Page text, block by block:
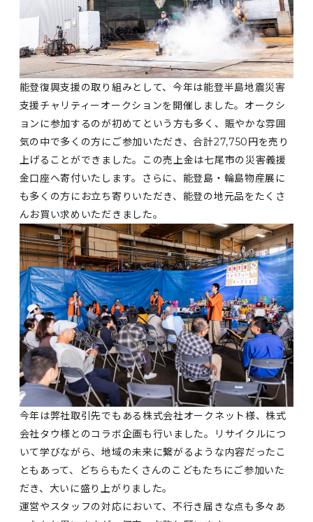
能登復興支援の取り組みとして、今年は能登半島地震災害
支援チャリティーオークションを開催しました。オークシ
ョンに参加するのが初めてという方も多く、賑やかな雰囲
気の中で多くの方にご参加いただき、合計27,750円を売り
上げることができました。この売上金は七尾市の災害義援
金口座へ寄付いたします。さらに、能登島・輪島物産展に
も多くの方にお立ち寄りいただき、能登の地元品をたくさ
んお買い求めいただきました。
今年は弊社取引先でもある株式会社オークネット様、株式
会社タウ様とのコラボ企画も行いました。リサイクルにつ
いて学びながら、地域の未来に繋がるような内容だったこ
ともあって、どちらもたくさんのこどもたちにご参加いた
だき、大いに盛り上がりました。
運営やスタッフの対応において、不行き届きな点も多々あ